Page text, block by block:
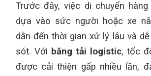
Trước đây, việc di chuyển
dựa vào sức người hoặc xe
dẫn đến thời gian xử lý lâu và
sót. Với băng tải logistic, tốc
được cải thiện gấp nhiều lần,